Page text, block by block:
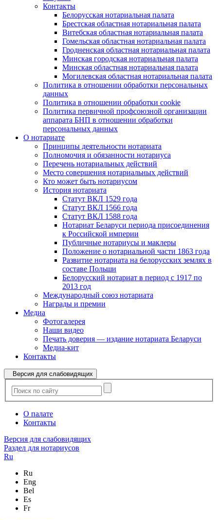
Контакты
Белорусская нотариальная палата
Брестская областная нотариальная палата
Витебская областная нотариальная палата
Гомельская областная нотариальная палата
Гродненская областная нотариальная палата
Минская городская нотариальная палата
Минская областная нотариальная палата
Могилевская областная нотариальная палата
Политика в отношении обработки персональных
данных
Политика в отношении обработки cookie
Политика первичной профсоюзной организации
аппарата БНП в отношении обработки
персональных данных
О нотариате
Принципы деятельности нотариата
Полномочия и обязанности нотариуса
Перечень нотариальных действий
Место совершения нотариальных действий
Кто может быть нотариусом
История нотариата
Статут ВКЛ 1529 года
Статут ВКЛ 1566 года
Статут ВКЛ 1588 года
Нотариат Беларуси периода присоединения
к Российской империи
Публичные нотариусы и маклеры
Положение о нотариальной части 1863 года
Развитие нотариата на белорусских землях в
составе Польши
Белорусский нотариат в период с 1917 по
2013 год
Международный союз нотариата
Награды и премии
Медиа
Фотогалерея
Наши видео
Печать доверия — издание нотариата Беларуси
Медиа-кит
Контакты
Версия для слабовидящих
О палате
Контакты
Версия для слабовидящих
Раздел для нотариусов
Ru
Ru
Eng
Bel
Es
Fr